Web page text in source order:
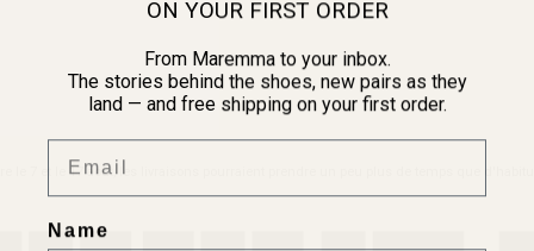
le 7 et le 17 août, les livraisons pourraient prendre un peu plus de temps que
ON YOUR FIRST ORDER
From Maremma to your inbox.
The stories behind the shoes, new pairs as they
land — and free shipping on your first order.
Email
Name